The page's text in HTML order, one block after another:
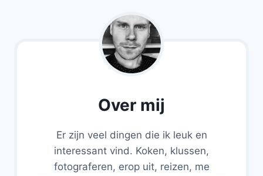
Over mij
Er zijn veel dingen die ik leuk en
interessant vind. Koken, klussen,
fotograferen, erop uit, reizen, me